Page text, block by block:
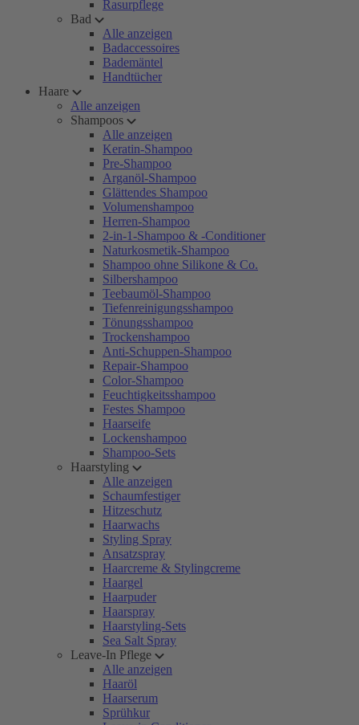
Rasurpflege
Bad
Alle anzeigen
Badaccessoires
Bademäntel
Handtücher
Haare
Alle anzeigen
Shampoos
Alle anzeigen
Keratin-Shampoo
Pre-Shampoo
Arganöl-Shampoo
Glättendes Shampoo
Volumenshampoo
Herren-Shampoo
2-in-1-Shampoo & -Conditioner
Naturkosmetik-Shampoo
Shampoo ohne Silikone & Co.
Silbershampoo
Teebaumöl-Shampoo
Tiefenreinigungsshampoo
Tönungsshampoo
Trockenshampoo
Anti-Schuppen-Shampoo
Repair-Shampoo
Color-Shampoo
Feuchtigkeitsshampoo
Festes Shampoo
Haarseife
Lockenshampoo
Shampoo-Sets
Haarstyling
Alle anzeigen
Schaumfestiger
Hitzeschutz
Haarwachs
Styling Spray
Ansatzspray
Haarcreme & Stylingcreme
Haargel
Haarpuder
Haarspray
Haarstyling-Sets
Sea Salt Spray
Leave-In Pflege
Alle anzeigen
Haaröl
Haarserum
Sprühkur